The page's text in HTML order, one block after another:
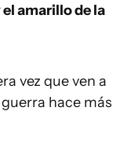
amarillo de la
vez que ven a
hace más